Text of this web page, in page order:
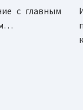
с главным